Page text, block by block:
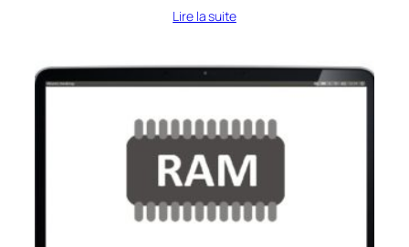
Lire la suite